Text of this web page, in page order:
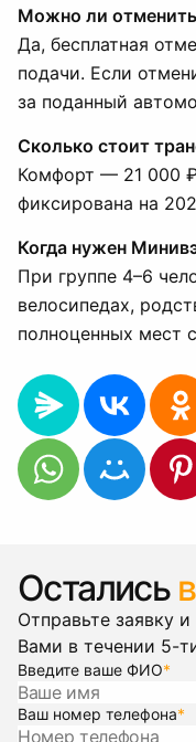
Можно ли отменить
Да, бесплатная
подачи. Если
за поданный
Сколько стоит
Комфорт — 21 000
фиксирована на
Когда нужен
При группе 4–6
велосипедах,
полноценных мест
Остались
Отправьте заявку
Вами в течении 5-
Введите ваше ФИО*
Ваш номер телефона*